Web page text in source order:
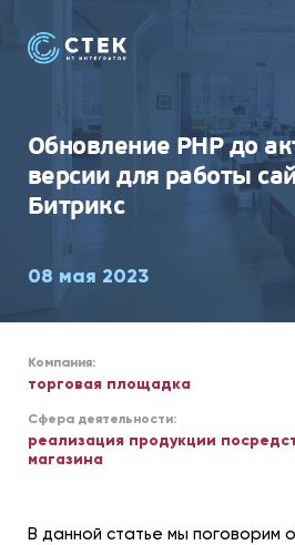
Обновление PHP до
версии для работы
Битрикс
08 мая 2023
Компания:
торговая площадка
Сфера деятельности:
реализация продукции
магазина
БИТРИКС24
В данной статье мы поговорим